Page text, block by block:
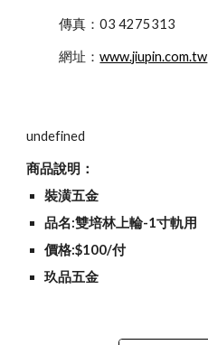
            傳真：03 4275313
            網址：
www.jiupin.com.tw
undefined
商品說明：
裝潢五金
品名:雙培林上輪-1寸軌用
價格:$100/付
玖品五金